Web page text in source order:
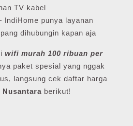
TV kabel
IndiHome punya layanan
dihubungin kapan aja
wifi murah 100 ribuan per
paket spesial yang nggak
langsung cek daftar harga
Nusantara berikut!